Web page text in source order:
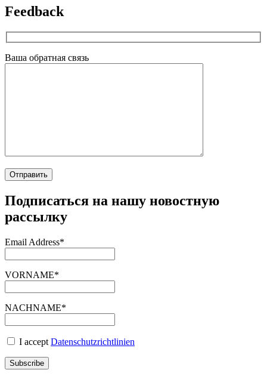
Feedback
Ваша обратная связь
Подписаться на нашу новостную
рассылку
Email Address*
VORNAME*
NACHNAME*
I accept Datenschutzrichtlinien